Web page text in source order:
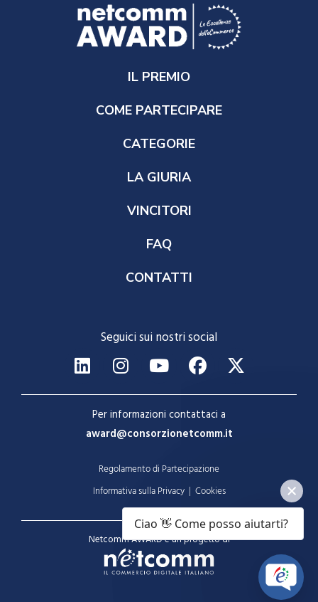
IL PREMIO
COME PARTECIPARE
CATEGORIE
LA GIURIA
VINCITORI
FAQ
CONTATTI
Seguici sui nostri social
Per informazioni contattaci a
award@consorzionetcomm.it
Regolamento di Partecipazione
Informativa sulla Privacy| Cookies
Netcomm AWARD è un progetto di
Ciao 👋 Come posso aiutarti?